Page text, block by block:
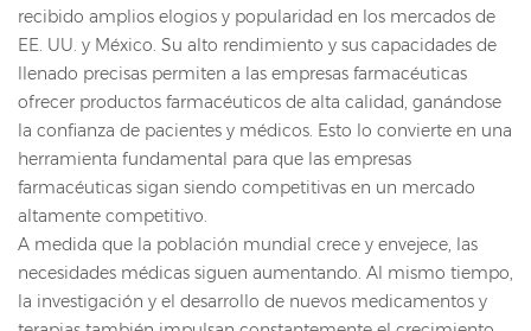
recibido amplios elogios y popularidad en los mercados de
EE. UU. y México. Su alto rendimiento y sus capacidades de
llenado precisas permiten a las empresas farmacéuticas
ofrecer productos farmacéuticos de alta calidad, ganándose
la confianza de pacientes y médicos. Esto lo convierte en una
herramienta fundamental para que las empresas
farmacéuticas sigan siendo competitivas en un mercado
altamente competitivo.
A medida que la población mundial crece y envejece, las
necesidades médicas siguen aumentando. Al mismo tiempo,
la investigación y el desarrollo de nuevos medicamentos y